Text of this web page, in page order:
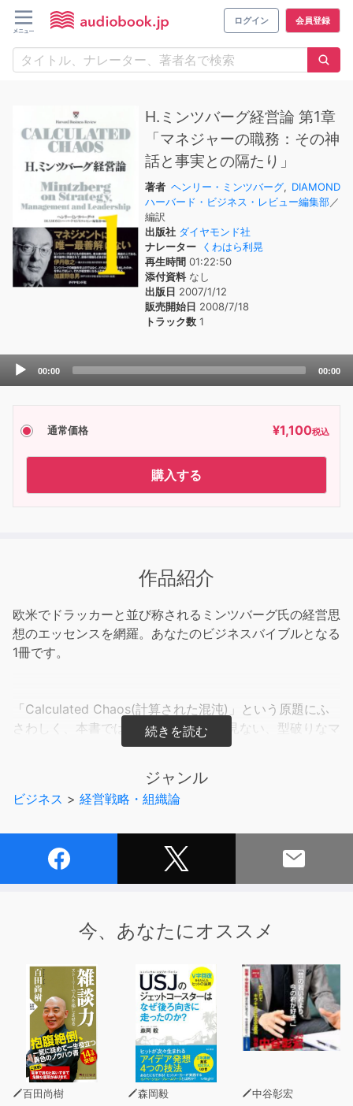
ログイン 会員登録
H.ミンツバーグ経営論 第1章
「マネジャーの職務：その神
話と事実との隔たり」
著者 ヘンリー・ミンツバーグ, DIAMOND
ハーバード・ビジネス・レビュー編集部／
編訳
出版社 ダイヤモンド社
ナレーター
くわはら利晃
再生時間 01:22:50
添付資料なし
出版日 2007/1/12
販売開始日 2008/7/18
トラック数 1
Audio
00:00 00:00
通常価格 ¥1,100税込
購入する
作品紹介
欧米でドラッカーと並び称されるミンツバーグ氏の経営思
想のエッセンスを網羅。あなたのビジネスバイブルとなる
1冊です。
「Calculated Chaos(計算された混沌)」という原題にふ
さわしく、本書では、これまでに類を見ない、型破りなマ
ネジメント論が展開されている。
して誰もが疑問視しなかった、数々の「当たり前」に挑戦
している。
を提供している。
る」といったマネジャーの職務に関する“神話”に疑問を呈
ジャンル
ビジネス > 経営戦略・組織論
今、あなたにオススメ
百田尚樹 森岡毅 中谷彰宏